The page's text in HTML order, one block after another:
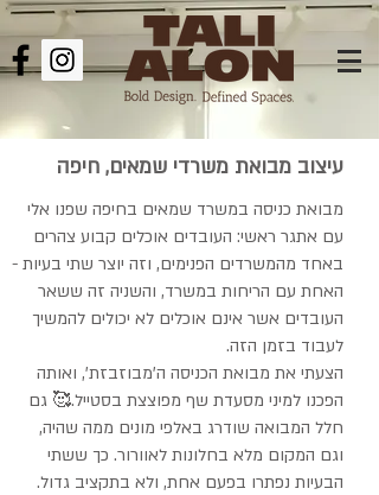
עיצוב מבואת משרדי שמאים, חיפה
מבואת כניסה במשרד שמאים בחיפה שפנו אלי
עם אתגר ראשי: העובדים אוכלים קבוע צהרים
באחד מהמשרדים הפנימים, וזה יוצר שתי בעיות -
האחת עם הריחות במשרד, והשניה זה ששאר
העובדים אשר אינם אוכלים לא יכולים להמשיך
לעבוד בזמן הזה.
הצעתי את מבואת הכניסה ה'מבוזבזת', ואותה
הפכנו למיני מסעדת שף מפוצצת בסטייל.🥰 גם
חלל המבואה שודרג באלפי מונים ממה שהיה,
וגם המקום מלא בחלונות לאוורור. כך ששתי
הבעיות נפתרו בפעם אחת, ולא בתקציב גדול.